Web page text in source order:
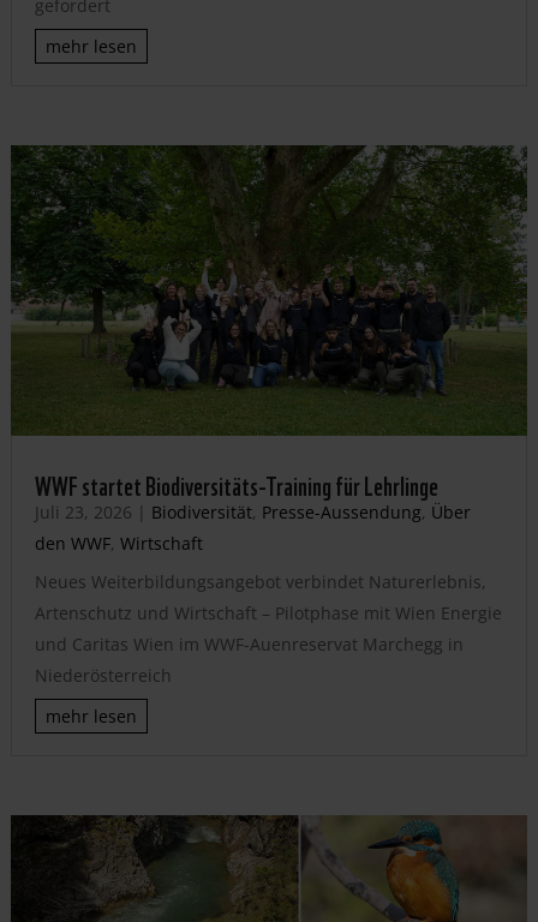
gefordert
mehr lesen
WWF startet Biodiversitäts-Training für Lehrlinge
Juli 23, 2026 | Biodiversität, Presse-Aussendung, Über
den WWF, Wirtschaft
Neues Weiterbildungsangebot verbindet Naturerlebnis,
Artenschutz und Wirtschaft – Pilotphase mit Wien Energie
und Caritas Wien im WWF-Auenreservat Marchegg in
Niederösterreich
mehr lesen